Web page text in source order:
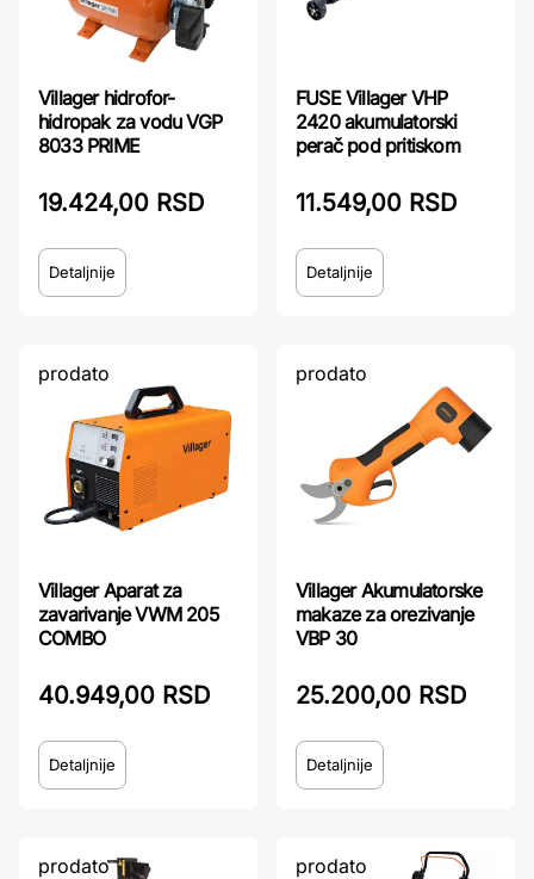
Villager hidrofor-
hidropak za vodu VGP
8033 PRIME
19.424,00 RSD
Detaljnije
FUSE Villager VHP
2420 akumulatorski
perač pod pritiskom
11.549,00 RSD
Detaljnije
prodato
Villager Aparat za
zavarivanje VWM 205
COMBO
40.949,00 RSD
Detaljnije
prodato
Villager Akumulatorske
makaze za orezivanje
VBP 30
25.200,00 RSD
Detaljnije
prodato prodato